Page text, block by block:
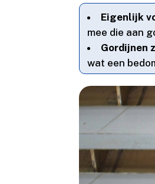
Eigenlijk
mee die aan
Gordijnen
wat een